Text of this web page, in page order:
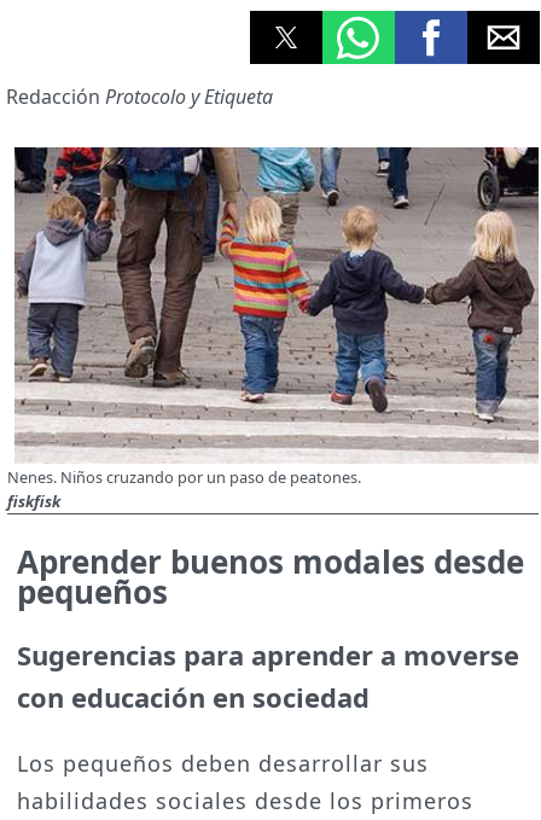
RedacciónProtocolo y Etiqueta
Nenes. Niños cruzando por un paso de peatones.
fiskfisk
Aprender buenos modales desde
pequeños
Sugerencias para aprender a moverse
con educación en sociedad
Los pequeños deben desarrollar sus
habilidades sociales desde los primeros